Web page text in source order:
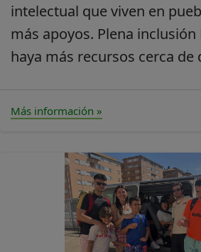
intelectual que viven en
más apoyos. Plena inclusión
haya más recursos cerca de
Más información »